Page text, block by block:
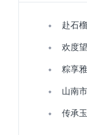
赴石
欢度
粽享
山南
传承